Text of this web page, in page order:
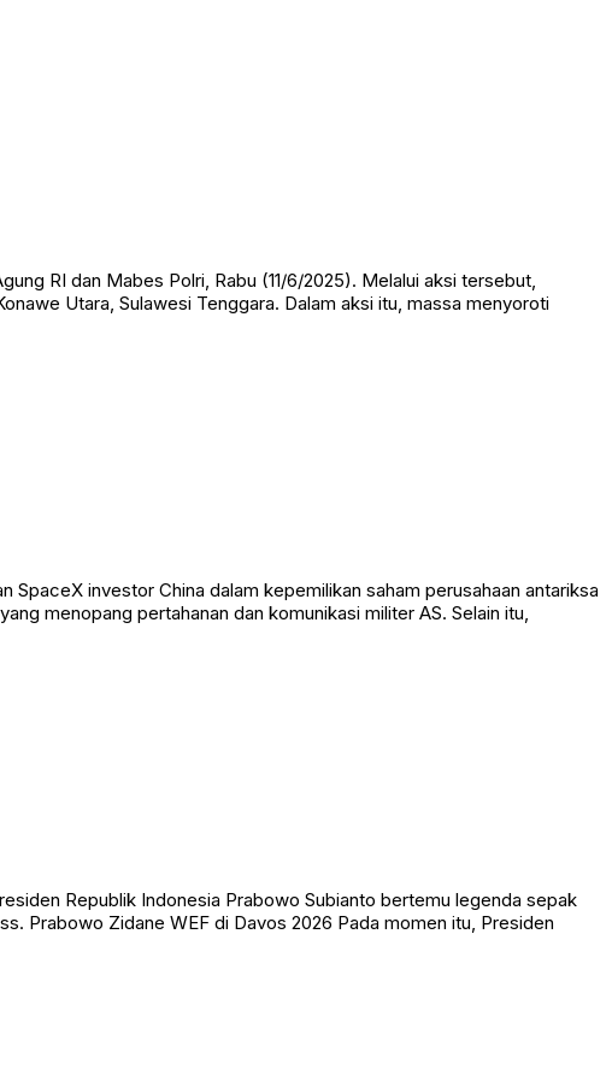
RI dan Mabes Polri, Rabu (11/6/2025). Melalui aksi tersebut,
Utara, Sulawesi Tenggara. Dalam aksi itu, massa menyoroti
investor China dalam kepemilikan saham perusahaan antariksa
menopang pertahanan dan komunikasi militer AS. Selain itu,
Republik Indonesia Prabowo Subianto bertemu legenda sepak
Prabowo Zidane WEF di Davos 2026 Pada momen itu, Presiden